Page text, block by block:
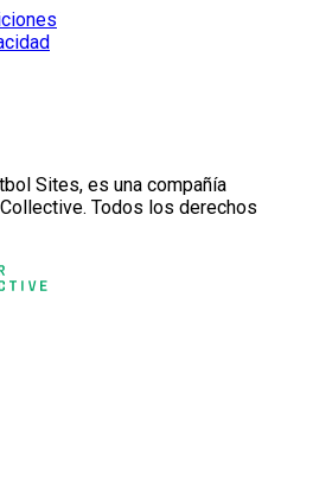
Sites, es una compañía
Todos los derechos